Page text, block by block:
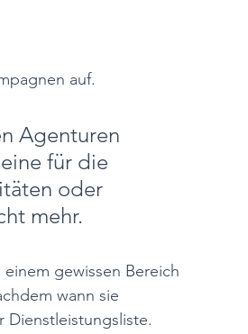
auf.
Agenturen
für die
oder
mehr.
gewissen Bereich
wann sie